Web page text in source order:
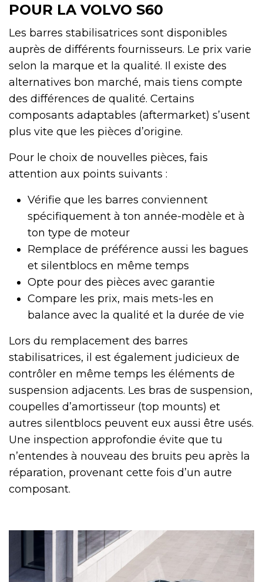
POUR LA VOLVO S60
Les barres stabilisatrices sont disponibles
auprès de différents fournisseurs. Le prix varie
selon la marque et la qualité. Il existe des
alternatives bon marché, mais tiens compte
des différences de qualité. Certains
composants adaptables (aftermarket) s’usent
plus vite que les pièces d’origine.
Pour le choix de nouvelles pièces, fais
attention aux points suivants :
Vérifie que les barres conviennent
spécifiquement à ton année-modèle et à
ton type de moteur
Remplace de préférence aussi les bagues
et silentblocs en même temps
Opte pour des pièces avec garantie
Compare les prix, mais mets-les en
balance avec la qualité et la durée de vie
Lors du remplacement des barres
stabilisatrices, il est également judicieux de
contrôler en même temps les éléments de
suspension adjacents. Les bras de suspension,
coupelles d’amortisseur (top mounts) et
autres silentblocs peuvent eux aussi être usés.
Une inspection approfondie évite que tu
n’entendes à nouveau des bruits peu après la
réparation, provenant cette fois d’un autre
composant.